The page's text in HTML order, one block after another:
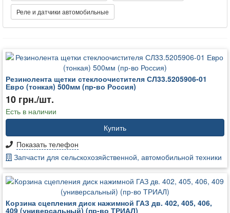
Реле и датчики автомобильные
Резинолента щетки стеклоочистителя СЛ33.5205906-01
Евро (тонкая) 500мм (пр-во Россия)
10 грн./шт.
Есть в наличии
Купить
Показать телефон
Запчасти для сельскохозяйственной, автомобильной техники
Корзина сцепления диск нажимной ГАЗ дв. 402, 405, 406,
409 (универсальный) (пр-во ТРИАЛ)